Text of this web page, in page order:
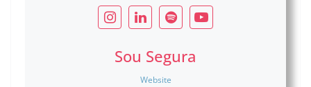
Sou Segura
Website